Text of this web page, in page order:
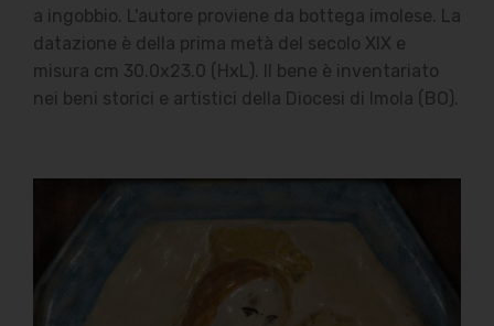
a ingobbio. L'autore proviene da bottega imolese. La
datazione è della prima metà del secolo XIX e
misura cm 30.0x23.0 (HxL). Il bene è inventariato
nei beni storici e artistici della Diocesi di Imola (BO).